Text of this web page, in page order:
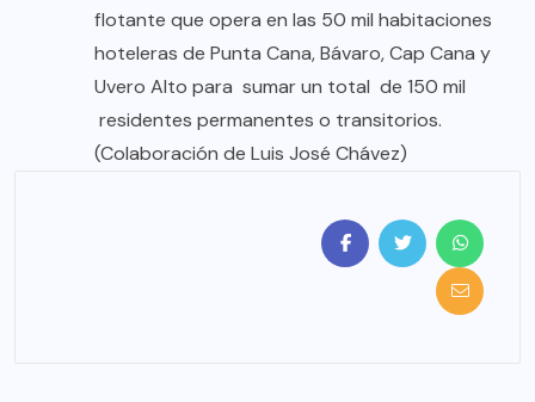
flotante que opera en las 50 mil habitaciones
hoteleras de Punta Cana, Bávaro, Cap Cana y
Uvero Alto para sumar un total de 150 mil
residentes permanentes o transitorios.
(Colaboración de Luis José Chávez)